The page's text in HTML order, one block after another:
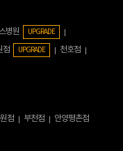
병원 UPGRADE
점 UPGRADE
천호점
점 부천점 안양평촌점